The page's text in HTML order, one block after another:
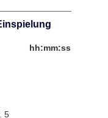
hh:mm:ss
5